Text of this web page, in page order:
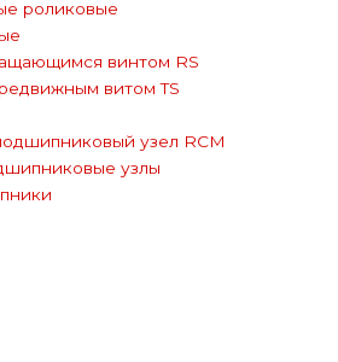
роликовые
винтом RS
витом TS
узел RCM
узлы